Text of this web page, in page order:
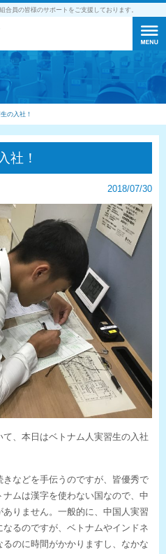
員の皆様のサポートをご支援しております。
の入社！
社！
2018/07/30
、本日はベトナム人実習生の入社
などを手伝うのですが、皆優秀で
ムは漢字を使わない国なので、中
りません。一般的に、中国人実習
るのですが、ベトナムやインドネ
のに時間がかかりますし、なかな